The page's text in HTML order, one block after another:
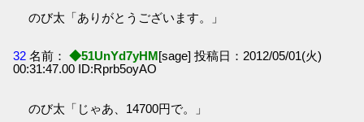
のび太「ありがとうございます。」
32 名前： ◆51UnYd7yHM [sage] 投稿日：2012/05/01(火)
00:31:47.00 ID:Rprb5oyAO
のび太「じゃあ、14700円で。」